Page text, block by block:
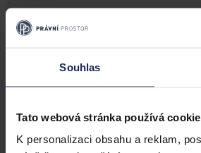
Souhlas
Tato webová stránka používá
K personalizaci obsahu a reklam,
Články
zpoždění, firmám bez
přesto hrozí pokuty i
Česko má podle Eurostatu jeden z
žen a mužů v EU – gender pay gap
pravidla pro transparentní odměňování,